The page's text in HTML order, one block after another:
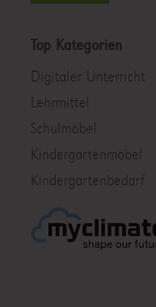
Top Kategorien
Digitaler Unterricht
Lehrmittel
Schulmöbel
Kindergartenmöbel
Kindergartenbedarf